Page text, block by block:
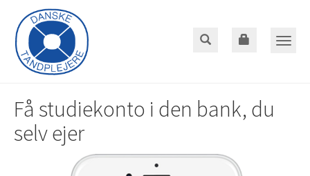
hoved-
indhold
Få studiekonto i den bank, du
selv ejer